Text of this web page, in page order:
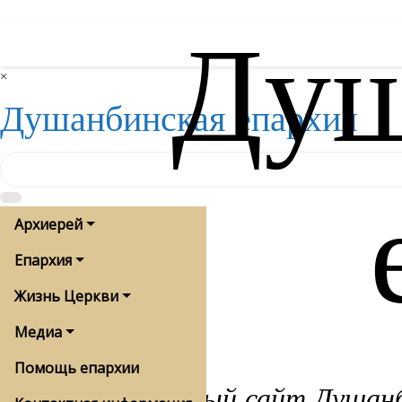
×
Душанбинская епархия
Архиерей
Епархия
Жизнь Церкви
Медиа
Помощь епархии